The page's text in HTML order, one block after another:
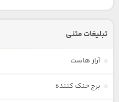
تبلیغات متنی
آراز هاست
برج خنک کننده